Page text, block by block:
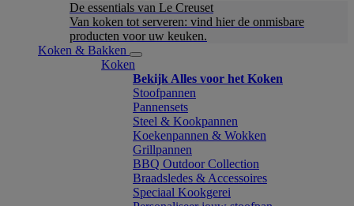
De essentials van Le Creuset
Van koken tot serveren: vind hier de onmisbare
producten voor uw keuken.
Koken & Bakken
Koken
Bekijk Alles voor het Koken
Stoofpannen
Pannensets
Steel & Kookpannen
Koekenpannen & Wokken
Grillpannen
BBQ Outdoor Collection
Braadsledes & Accessoires
Speciaal Kookgerei